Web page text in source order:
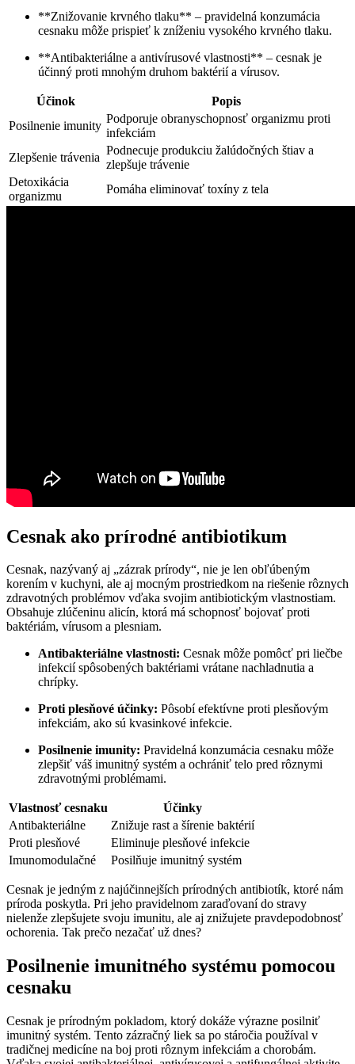
**Znižovanie krvného tlaku** – pravidelná konzumácia
cesnaku môže prispieť k zníženiu vysokého krvného tlaku.
**Antibakteriálne a antivírusové vlastnosti** – cesnak je
účinný proti mnohým druhom baktérií a vírusov.
Účinok
Popis
Posilnenie imunity
Podporuje obranyschopnosť organizmu proti
infekciám
Zlepšenie trávenia
Podnecuje produkciu žalúdočných štiav a
zlepšuje trávenie
Detoxikácia
organizmu
Pomáha eliminovať toxíny z tela
Cesnak ako prírodné antibiotikum
Cesnak, nazývaný aj „zázrak prírody“, nie je len obľúbeným
korením v kuchyni, ale aj mocným prostriedkom na riešenie rôznych
zdravotných problémov vďaka svojim antibiotickým vlastnostiam.
Obsahuje zlúčeninu alicín, ktorá má schopnosť bojovať proti
baktériám, vírusom a plesniam.
Antibakteriálne vlastnosti: Cesnak môže pomôcť pri liečbe
infekcií spôsobených baktériami vrátane nachladnutia a
chrípky.
Proti plesňové účinky: Pôsobí efektívne proti plesňovým
infekciám, ako sú kvasinkové infekcie.
Posilnenie imunity: Pravidelná konzumácia cesnaku môže
zlepšiť váš imunitný systém a ochrániť telo pred rôznymi
zdravotnými problémami.
Vlastnosť cesnaku
Účinky
Antibakteriálne
Znižuje rast a šírenie baktérií
Proti plesňové
Eliminuje plesňové infekcie
Imunomodulačné
Posilňuje imunitný systém
Cesnak je jedným z najúčinnejších prírodných antibiotík, ktoré nám
príroda poskytla. Pri jeho pravidelnom zaraďovaní do stravy
nielenže zlepšujete svoju imunitu, ale aj znižujete pravdepodobnosť
ochorenia. Tak prečo nezačať už dnes?
Posilnenie imunitného systému pomocou
cesnaku
Cesnak je prírodným pokladom, ktorý dokáže výrazne posilniť
imunitný systém. Tento zázračný liek sa po stáročia používal v
tradičnej medicíne na boj proti rôznym infekciám a chorobám.